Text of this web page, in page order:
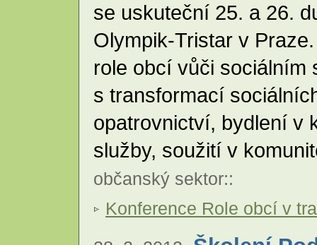
se uskuteční 25. a 26.
Olympik-Tristar v
role obcí vůči sociálním
s transformací
opatrovnictví, bydlení v
služby, soužití v
občanský sektor::
Konference Role obcí v